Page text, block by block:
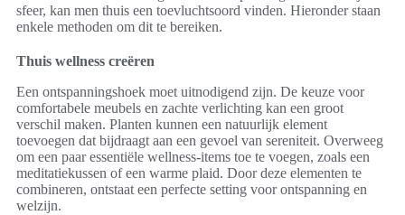
sfeer, kan men thuis een toevluchtsoord vinden. Hieronder staan
enkele methoden om dit te bereiken.
Thuis wellness creëren
Een ontspanningshoek moet uitnodigend zijn. De keuze voor
comfortabele meubels en zachte verlichting kan een groot
verschil maken. Planten kunnen een natuurlijk element
toevoegen dat bijdraagt aan een gevoel van sereniteit. Overweeg
om een paar essentiële wellness-items toe te voegen, zoals een
meditatiekussen of een warme plaid. Door deze elementen te
combineren, ontstaat een perfecte setting voor ontspanning en
welzijn.